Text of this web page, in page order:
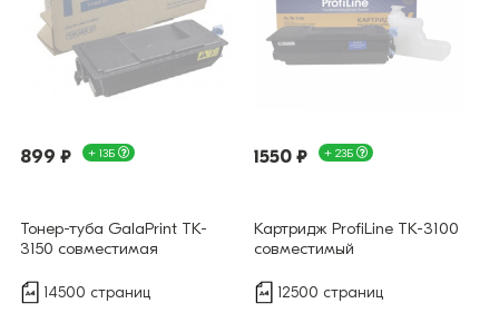
899 ₽ + 13Б
Тонер-туба GalaPrint TK-
3150 совместимая
14500 страниц
1550 ₽ + 23Б
Картридж ProfiLine TK-3100
совместимый
12500 страниц